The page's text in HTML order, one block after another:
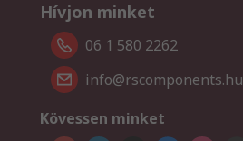
Hívjon minket
06 1 580 2262
info@rscomponents.hu
Kövessen minket